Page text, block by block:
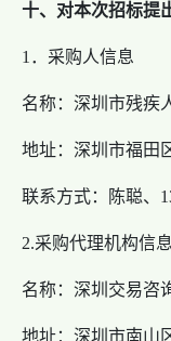
十、对本次招标提
1．采购人信息
名称：深圳市残疾
地址：深圳市福田
联系方式：陈聪、
2.采购代理机构信息
名称：深圳交易咨
地址：深圳市南山